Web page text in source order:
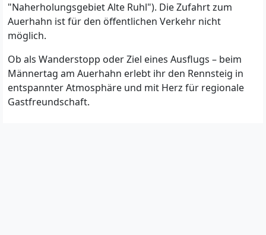
"Naherholungsgebiet Alte Ruhl"). Die Zufahrt zum
Auerhahn ist für den öffentlichen Verkehr nicht
möglich.
Ob als Wanderstopp oder Ziel eines Ausflugs – beim
Männertag am Auerhahn erlebt ihr den Rennsteig in
entspannter Atmosphäre und mit Herz für regionale
Gastfreundschaft.